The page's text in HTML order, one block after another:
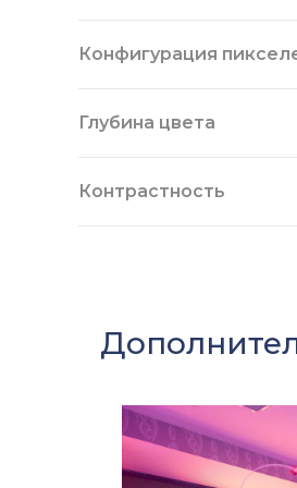
Конфигурация
Глубина цвета
Контрастность